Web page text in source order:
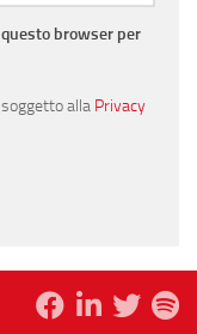
browser per
alla Privacy